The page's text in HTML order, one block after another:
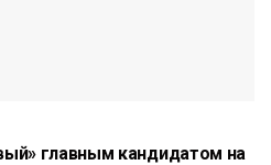
главным кандидатом на